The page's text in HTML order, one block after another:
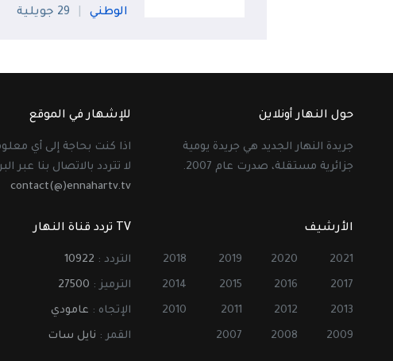
الوطني 29 جويلية
حول النهار أونلاين
جريدة النهار الجديد هي جريدة يومية
جزائرية مستقلة، صدرت عام 2007.
للإشهار في الموقع
اذا كنت بحاجة إلى أي
لا تتردد بالاتصال بنا عبر
contact(@)ennahartv.tv
الأرشيف
2021
2020
2019
2018
2017
2016
2015
2014
2013
2012
2011
2010
2009
2008
2007
TV تردد قناة النهار
التردد : 10922
الترميز : 27500
الإتجاه : عامودي
القمر : نايل سات